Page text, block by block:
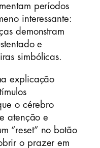
períodos
interessante:
demonstram
e
simbólicas.
explicação
o cérebro
atenção e
“reset” no botão
o prazer em